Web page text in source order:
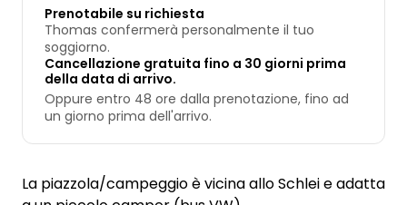
Prenotabile su richiesta
Thomas confermerà personalmente il tuo
soggiorno.
Cancellazione gratuita fino a 30 giorni prima
della data di arrivo.
Oppure entro 48 ore dalla prenotazione, fino ad
un giorno prima dell'arrivo.
La piazzola/campeggio è vicina allo Schlei e adatta